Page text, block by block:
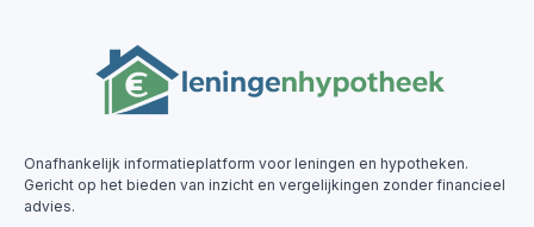
Onafhankelijk informatieplatform voor leningen en hypotheken.
Gericht op het bieden van inzicht en vergelijkingen zonder financieel
advies.